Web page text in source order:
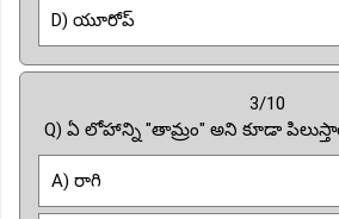
D) యూరోప్
3/10
Q) ఏ లోహాన్ని "తామ్రం" అని కూడా
A) రాగి